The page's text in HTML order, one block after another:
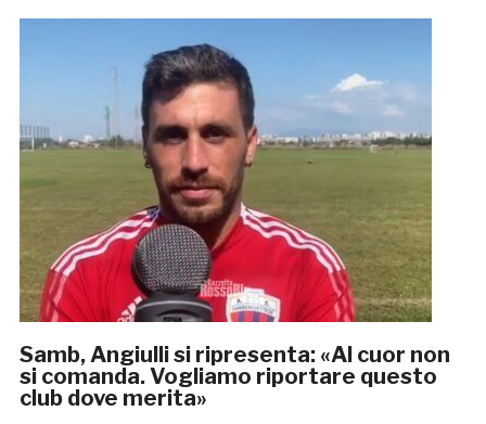
Samb, Angiulli si ripresenta: «Al cuor non
si comanda. Vogliamo riportare questo
club dove merita»